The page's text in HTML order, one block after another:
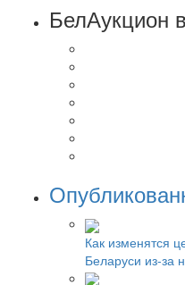
БелАукцион
Как изменятся
Беларуси из-за